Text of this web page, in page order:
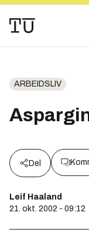
ARBEIDSLIV
Del
Leif Haaland
21. okt. 2002 - 09:12